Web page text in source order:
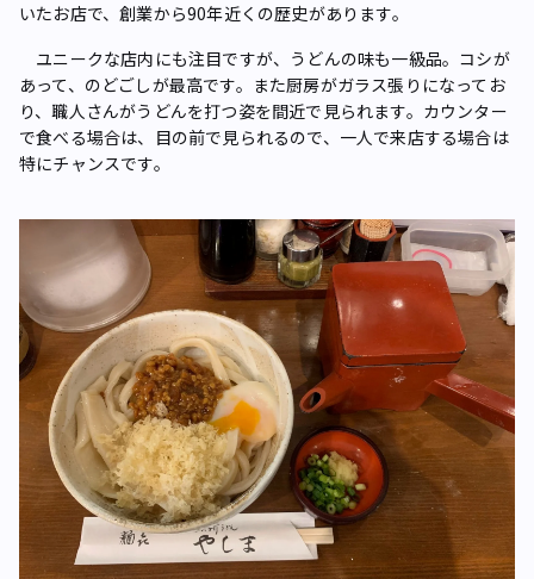
いたお店で、創業から90年近くの歴史があります。
ユニークな店内にも注目ですが、うどんの味も一級品。コシが
あって、のどごしが最高です。また厨房がガラス張りになってお
り、職人さんがうどんを打つ姿を間近で見られます。カウンター
で食べる場合は、目の前で見られるので、一人で来店する場合は
特にチャンスです。